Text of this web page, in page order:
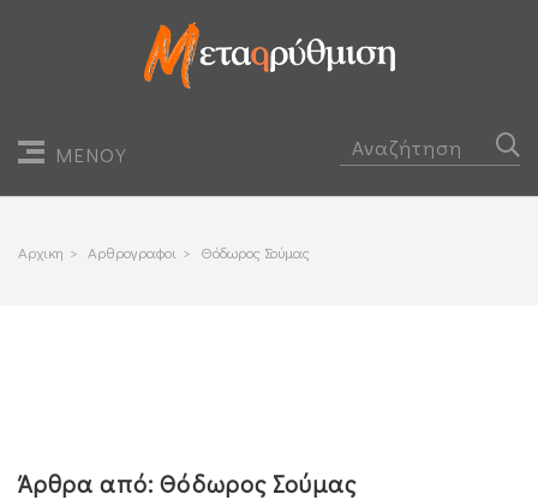
ΜΕΝΟΥ
Αρχικη > Αρθρογραφοι > Θόδωρος Σούμας
Άρθρα από:Θόδωρος Σούμας